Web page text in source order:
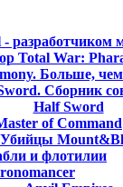
разработчиком
Total War:
Больше,
Сборник
Half Sword
of Command
Убийцы
и флотилии